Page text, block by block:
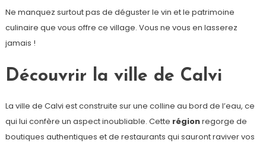
Ne manquez surtout pas de déguster le vin et le patrimoine
culinaire que vous offre ce village. Vous ne vous en lasserez
jamais !
Découvrir la ville de Calvi
La ville de Calvi est construite sur une colline au bord de l’eau, ce
qui lui confère un aspect inoubliable. Cette régionregorge de
boutiques authentiques et de restaurants qui sauront raviver vos